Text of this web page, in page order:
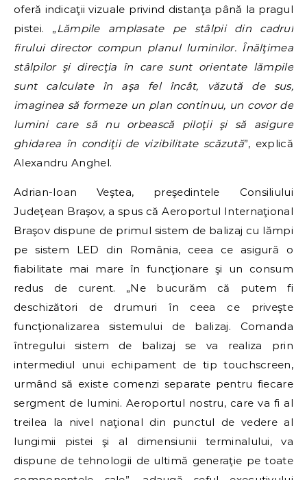
oferă indicaţii vizuale privind distanţa până la pragul
pistei. „Lămpile amplasate pe stâlpii din cadrul
firului director compun planul luminilor. Înălţimea
stâlpilor şi direcţia în care sunt orientate lămpile
sunt calculate în aşa fel încât, văzută de sus,
imaginea să formeze un plan continuu, un covor de
lumini care să nu orbească piloţii şi să asigure
ghidarea în condiţii de vizibilitate scăzută”, explică
Alexandru Anghel.
Adrian-Ioan Veştea, preşedintele Consiliului
Judeţean Braşov, a spus că Aeroportul Internaţional
Braşov dispune de primul sistem de balizaj cu lămpi
pe sistem LED din România, ceea ce asigură o
fiabilitate mai mare în funcţionare şi un consum
redus de curent. „Ne bucurăm că putem fi
deschizători de drumuri în ceea ce priveşte
funcţionalizarea sistemului de balizaj. Comanda
întregului sistem de balizaj se va realiza prin
intermediul unui echipament de tip touchscreen,
urmând să existe comenzi separate pentru fiecare
sergment de lumini. Aeroportul nostru, care va fi al
treilea la nivel naţional din punctul de vedere al
lungimii pistei şi al dimensiunii terminalului, va
dispune de tehnologii de ultimă generaţie pe toate